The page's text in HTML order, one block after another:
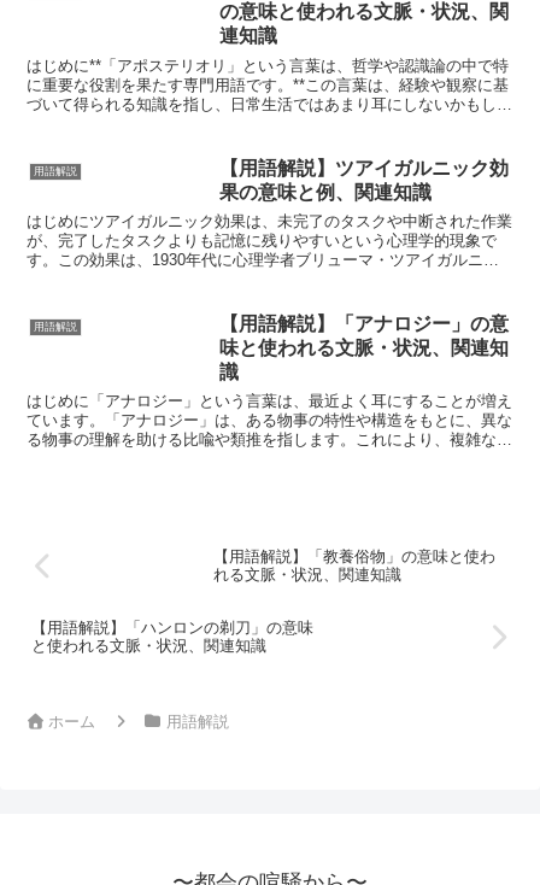
の意味と使われる文脈・状況、関
連知識
はじめに**「アポステリオリ」という言葉は、哲学や認識論の中で特
に重要な役割を果たす専門用語です。**この言葉は、経験や観察に基
づいて得られる知識を指し、日常生活ではあまり耳にしないかもしれ
用語解説
【用語解説】ツアイガルニック効
果の意味と例、関連知識
はじめにツアイガルニック効果は、未完了のタスクや中断された作業
が、完了したタスクよりも記憶に残りやすいという心理学的現象で
す。この効果は、1930年代に心理学者ブリューマ・ツアイガルニッ
用語解説
【用語解説】「アナロジー」の意
味と使われる文脈・状況、関連知
識
はじめに「アナロジー」という言葉は、最近よく耳にすることが増え
ています。「アナロジー」は、ある物事の特性や構造をもとに、異な
る物事の理解を助ける比喩や類推を指します。これにより、複雑な概
【用語解説】「教養俗物」の意味と使わ
れる文脈・状況、関連知識
【用語解説】「ハンロンの剃刀」の意味
と使われる文脈・状況、関連知識
ホーム 用語解説